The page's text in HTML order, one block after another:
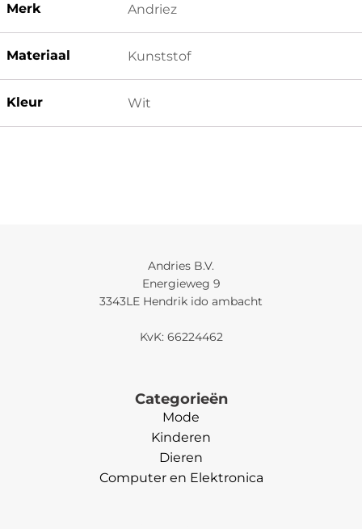
Merk Andriez
Materiaal Kunststof
Kleur Wit
Andries B.V.
Energieweg 9
3343LE Hendrik ido ambacht
KvK: 66224462
Categorieën
Mode
Kinderen
Dieren
Computer en Elektronica